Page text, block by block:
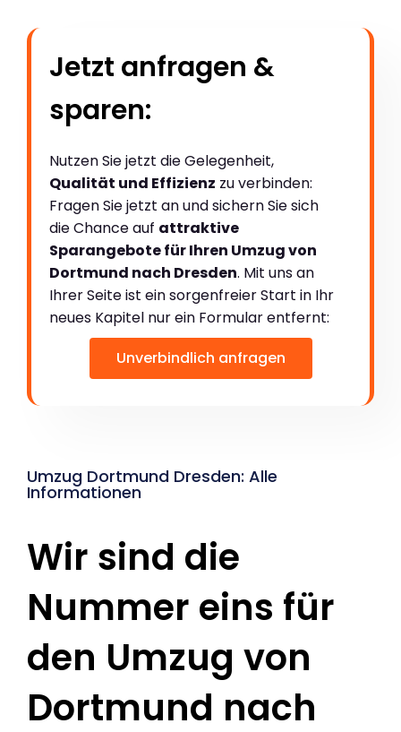
Jetzt anfragen &
sparen:
Nutzen Sie jetzt die Gelegenheit,
Qualität und Effizienz zu verbinden:
Fragen Sie jetzt an und sichern Sie sich
die Chance auf attraktive
Sparangebote für Ihren Umzug von
Dortmund nach Dresden. Mit uns an
Ihrer Seite ist ein sorgenfreier Start in Ihr
neues Kapitel nur ein Formular entfernt:
Unverbindlich anfragen
Umzug Dortmund Dresden: Alle
Informationen
Wir sind die
Nummer eins für
den Umzug von
Dortmund nach